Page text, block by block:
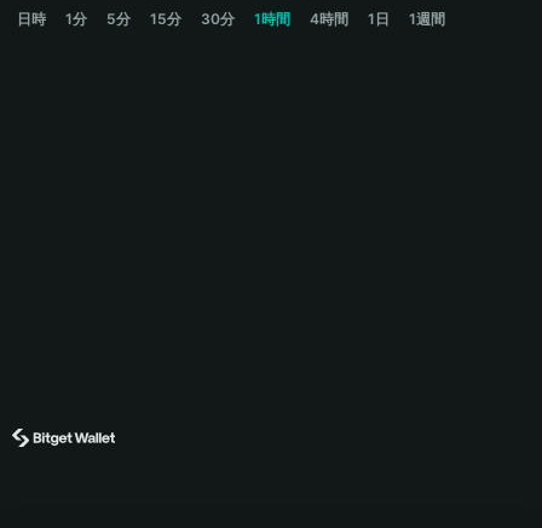
日時 1分 5分 15分 30分 1時間 4時間 1日 1週間